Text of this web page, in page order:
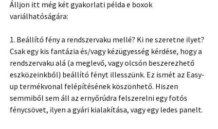
Álljon itt még két gyakorlati példa e boxok
variálhatóságára:
1. Beállító fény a rendszervaku mellé? Ki ne szeretne ilyet?
Csak egy kis fantázia és/vagy kézügyesség kérdése, hogy a
rendszervaku alá (a meglevő, vagy olcsón beszerezhető
eszközeinkből) beállító fényt illesszünk. Ez ismét az Easy-
up termékvonal felépítésének köszönhető. Hiszen
semmiből sem áll az ernyőrúdra felszerelni egy fotós
fénycsövet, ilyen a gyári kialakítása, vagy egy ledes panelt.